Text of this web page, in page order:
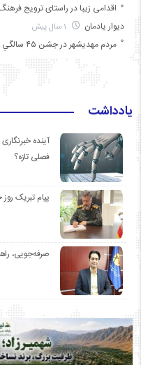
اقدامی زیبا در راستای ترویج
دیوار یادمان
مردم مهدیشهر در جشن ۴۵ سالگیِ انقلاب
یادداشت
آینده
فصلی تازه؟
پیام تبریک روز
صرفه‌جویی،